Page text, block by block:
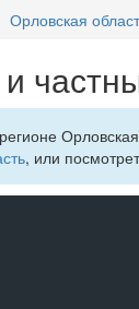
Орловская
, или